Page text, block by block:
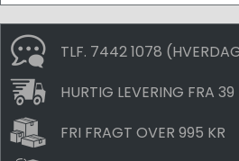
TLF. 7442 1078
HURTIG LEVERING FRA 39
FRI FRAGT OVER 995 KR